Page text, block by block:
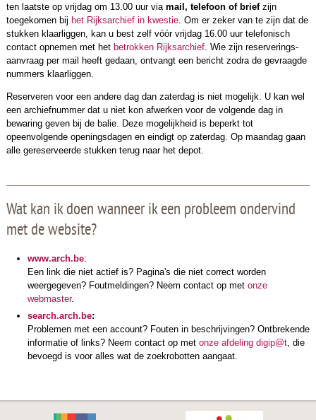
ten laatste op vrijdag om 13.00 uur via mail, telefoon of briefzijn
toegekomen bij het Rijksarchief in kwestie. Om er zeker van te zijn dat de
stukken klaarliggen, kan u best zelf vóór vrijdag 16.00 uur telefonisch
contact opnemen met het betrokken Rijksarchief. Wie zijn reser­verings­
aanvraag per mail heeft gedaan, ontvangt een bericht zodra de gevraagde
nummers klaarliggen.
Reserveren voor een andere dag dan zaterdag is niet mogelijk. U kan wel
een archiefnummer dat u niet kon afwer­ken voor de volgende dag in
bewaring geven bij de balie. Deze mogelijkheid is beperkt tot
opeenvolgende openings­dagen en eindigt op zaterdag. Op maandag gaan
alle gereserveerde stukken terug naar het depot.
Wat kan ik doen wanneer ik een probleem ondervind
met de website?
www.arch.be:
Een link die niet actief is? Pagina's die niet correct worden
weergegeven? Foutmeldingen? Neem contact op met onze
webmaster.
search.arch.be:
Problemen met een account? Fouten in beschrijvingen? Ontbrekende
informatie of links? Neem contact op met onze afdeling digip@t, die
bevoegd is voor alles wat de zoekrobotten aangaat.